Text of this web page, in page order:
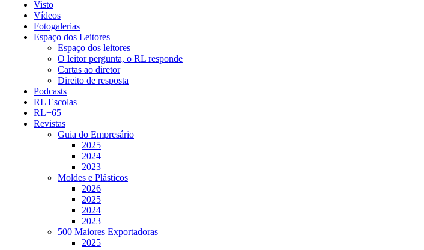
Visto
Vídeos
Fotogalerias
Espaço dos Leitores
Espaço dos leitores
O leitor pergunta, o RL responde
Cartas ao diretor
Direito de resposta
Podcasts
RL Escolas
RL+65
Revistas
Guia do Empresário
2025
2024
2023
Moldes e Plásticos
2026
2025
2024
2023
500 Maiores Exportadoras
2025